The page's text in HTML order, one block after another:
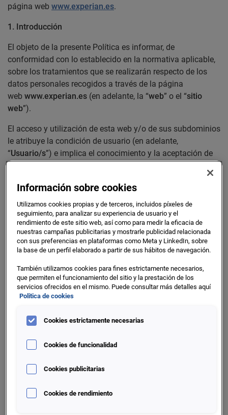
página web www.experian.es.
1. Introducción
El objeto de la presente Política es informar, de
conformidad con lo establecido en la normativa aplicable,
sobre los tratamientos que se realizarán respecto de los
datos personales recogidos a través de la página
web www.experian.es (en adelante, la “web” o el “sitio
web”).
El acceso y utilización de esta web y/o de sus subdominios
le atribuye la condición de usuario (en adelante,
“Usuario/s”) e implica el conocimiento y la aceptación de
todas las condiciones incluidas en esta Política de
Identidad:
EXPERIAN ESPAÑA, S.L.U.(en
adelante, "EXPERIAN")
Dirección
C/ Príncipe de Vergara, 132. 1ª Planta.
Teléfono:
Correo
electrónico:
Información sobre cookies
Utilizamos cookies propias y de terceros, incluidos píxeles de
seguimiento, para analizar su experiencia de usuario y el
rendimiento de este sitio web, así como para medir la eficacia de
nuestras campañas publicitarias y mostrarle publicidad relacionada
con sus preferencias en plataformas como Meta y LinkedIn, sobre
la base de un perfil elaborado a partir de sus hábitos de navegación.
También utilizamos cookies para fines estrictamente necesarios,
que permiten el funcionamiento del sitio y la prestación de los
servicios ofrecidos en el mismo. Puede consultar más detalles aquí
Politica de cookies
Cookies estrictamente necesarias
Cookies de funcionalidad
Cookies publicitarias
Cookies de rendimiento